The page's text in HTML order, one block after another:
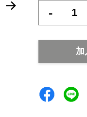
-
加